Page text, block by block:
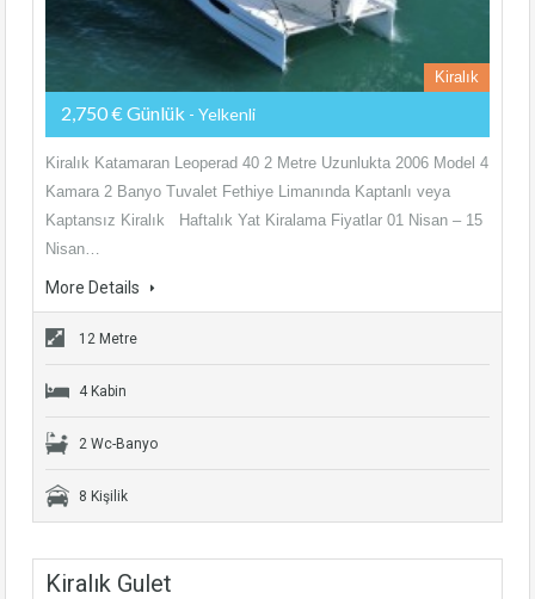
Kiralık
2,750 € Günlük - Yelkenli
Kiralık Katamaran Leoperad 40 2 Metre Uzunlukta 2006 Model 4
Kamara 2 Banyo Tuvalet Fethiye Limanında Kaptanlı veya
Kaptansız Kiralık Haftalık Yat Kiralama Fiyatlar 01 Nisan – 15
Nisan…
More Details
12 Metre
4 Kabin
2 Wc-Banyo
8 Kişilik
Kiralık Gulet